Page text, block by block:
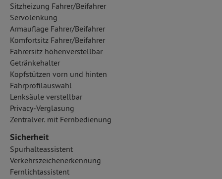
Sitzheizung Fahrer/Beifahrer
Servolenkung
Armauflage Fahrer/Beifahrer
Komfortsitz Fahrer/Beifahrer
Fahrersitz höhenverstellbar
Getränkehalter
Kopfstützen vorn und hinten
Fahrprofilauswahl
Lenksäule verstellbar
Privacy-Verglasung
Zentralver. mit Fernbedienung
Sicherheit
Spurhalteassistent
Verkehrszeichenerkennung
Fernlichtassistent